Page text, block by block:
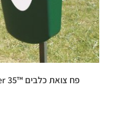
פח צואת כלבים ™Retriever 35